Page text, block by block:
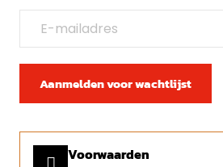
Aanmelden voor wachtlijst
Voorwaarden